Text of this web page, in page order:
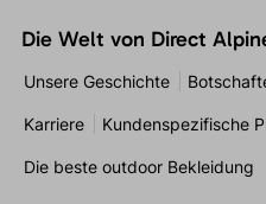
Die Welt von Direct
Unsere Geschichte
Karriere Kundenspezifische
Die beste outdoor Bekleidung